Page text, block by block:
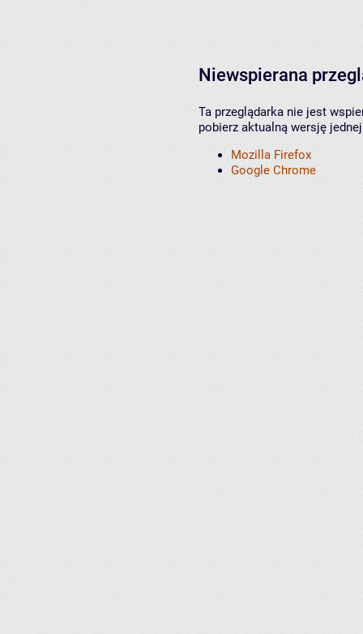
Niewspierana
Ta przeglądarka nie jest
pobierz aktualną wersję
Mozilla Firefox
Google Chrome